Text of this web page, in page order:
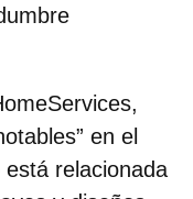
,
en el
relacionada